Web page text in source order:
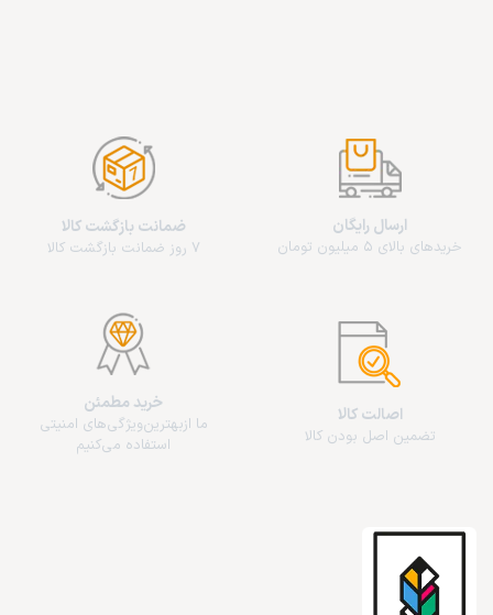
ارسال رایگان
خریدهای بالای 5 میلیون تومان
ضمانت بازگشت کالا
7 روز ضمانت بازگشت کالا
اصالت کالا
تضمین اصل بودن کالا
خرید مطمئن
ما از‌بهترین‌ویژگی‌های امنیتی
استفاده می‌کنیم